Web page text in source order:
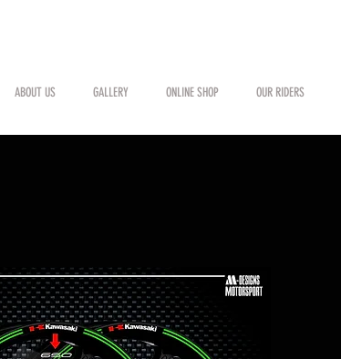
ABOUT US GALLERY ONLINE SHOP OUR RIDERS